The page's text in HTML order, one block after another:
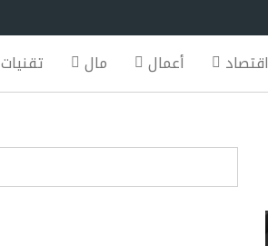
اقتصاد
أعمال مال تقنيات
Search form